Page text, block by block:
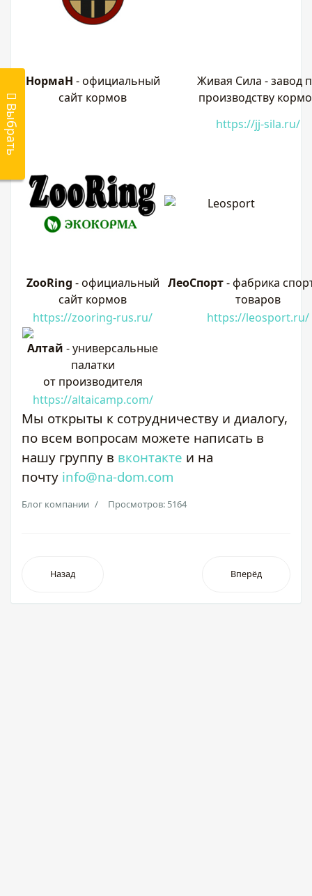
НормаН -официальный
сайт кормов
Живая Сила - завод
производству
https://jj-sila.ru/
ZooRing -официальный
сайт кормов
ЛеоСпорт- фабрика
товаров
https://zooring-rus.ru/
https://leosport.ru/
Алтай - универсальные
палатки
от производителя
https://altaicamp.com/
Мы открыты к сотрудничеству и диалогу,
по всем вопросам можете написать в
нашу группу в вконтакте и на
почту info@na-dom.com
Блог компании Просмотров: 5164
Назад Вперёд
В
ы
б
р
а
т
ь
о
р